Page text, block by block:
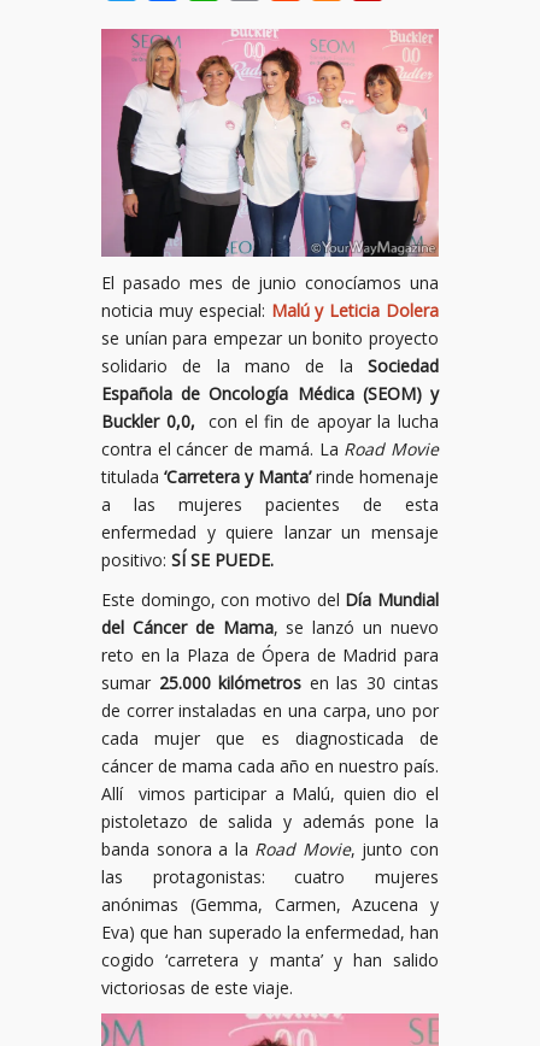
El pasado mes de junio conocíamos una
noticia muy especial: Malú y Leticia Dolera
se unían para empezar un bonito proyecto
solidario de la mano de la Sociedad
Española de Oncología Médica (SEOM) y
Buckler 0,0, con el fin de apoyar la lucha
contra el cáncer de mamá. La Road Movie
titulada ‘Carretera y Manta’rinde homenaje
a las mujeres pacientes de esta
enfermedad y quiere lanzar un mensaje
positivo: SÍ SE PUEDE.
Este domingo, con motivo del Día Mundial
del Cáncer de Mama, se lanzó un nuevo
reto en la Plaza de Ópera de Madrid para
sumar 25.000 kilómetros en las 30 cintas
de correr instaladas en una carpa, uno por
cada mujer que es diagnosticada de
cáncer de mama cada año en nuestro país.
Allí vimos participar a Malú, quien dio el
pistoletazo de salida y además pone la
banda sonora a la Road Movie, junto con
las protagonistas: cuatro mujeres
anónimas (Gemma, Carmen, Azucena y
Eva) que han superado la enfermedad, han
cogido ‘carretera y manta’ y han salido
victoriosas de este viaje.